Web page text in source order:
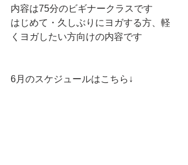
内容は75分のビギナークラスです
はじめて・久しぶりにヨガする方、軽
くヨガしたい方向けの内容です
6月のスケジュールはこちら↓